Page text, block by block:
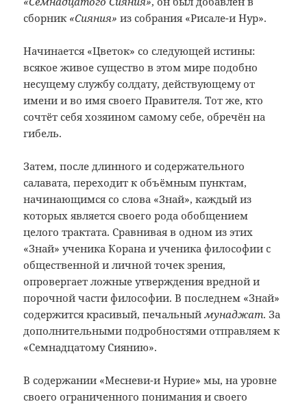
сборник «Сияния» из собрания «Рисале-и Нур».
Начинается «Цветок» со следующей истины:
всякое живое существо в этом мире подобно
несущему службу солдату, действующему от
имени и во имя своего Правителя. Тот же, кто
сочтёт себя хозяином самому себе, обречён на
гибель.
Затем, после длинного и содержательного
салавата, переходит к объёмным пунктам,
начинающимся со слова «Знай», каждый из
которых является своего рода обобщением
целого трактата. Сравнивая в одном из этих
«Знай» ученика Корана и ученика философии с
общественной и личной точек зрения,
опровергает ложные утверждения вредной и
порочной части философии. В последнем «Знай»
содержится красивый, печальныймунаджат. За
дополнительными подробностями отправляем к
«Семнадцатому Сиянию».
В содержании «Месневи-и Нурие» мы, на уровне
своего ограниченного понимания и своего